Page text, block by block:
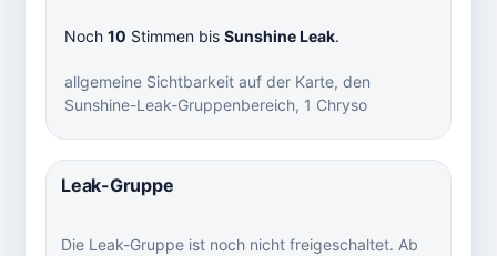
Noch 10 Stimmen bis Sunshine Leak.
allgemeine Sichtbarkeit auf der Karte, den
Sunshine-Leak-Gruppenbereich, 1 Chryso
Leak-Gruppe
Die Leak-Gruppe ist noch nicht freigeschaltet. Ab